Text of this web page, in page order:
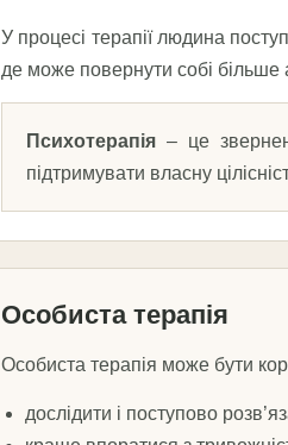
У процесі терапії людина
де може повернути собі більше
Психотерапія – це
підтримувати власну
Особиста терапія
Особиста терапія може бути
дослідити і поступово